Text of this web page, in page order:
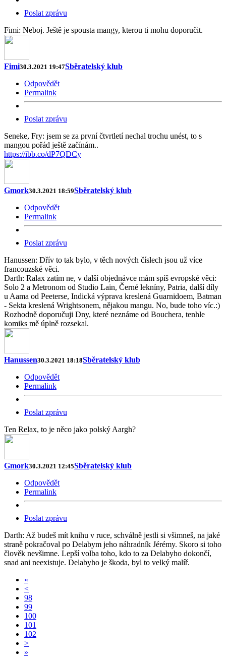
Poslat zprávu
Fimi: Neboj. Ještě je spousta mangy, kterou ti mohu doporučit.
Fimi30.3.2021 19:47Sběratelský klub
Odpovědět
Permalink
Poslat zprávu
Seneke, Fry: jsem se za první čtvrtletí nechal trochu unést, to s
mangou pořád ještě začínám..
https://ibb.co/dP7QDCy
Gmork30.3.2021 18:59Sběratelský klub
Odpovědět
Permalink
Poslat zprávu
Hanussen: Dřív to tak bylo, v těch nových číslech jsou už více
francouzské věci.
Darth: Ralax zatím ne, v další objednávce mám spíš evropské věci:
Solo 2 a Metronom od Studio Lain, Černé lekníny, Patria, další díly
u Aama od Peeterse, Indická výprava kreslená Guarnidoem, Batman
- Sekta kreslená Wrightsonem, nějakou mangu. No, bude toho víc.:)
Rozhodně doporučuji Dny, které neznáme od Bouchera, tenhle
komiks mě úplně rozsekal.
Hanussen30.3.2021 18:18Sběratelský klub
Odpovědět
Permalink
Poslat zprávu
Ten Relax, to je něco jako polský Aargh?
Gmork30.3.2021 12:45Sběratelský klub
Odpovědět
Permalink
Poslat zprávu
Darth: Až budeš mít knihu v ruce, schválně jestli si všimneš, na jaké
straně pokračoval po Delabym jeho náhradník Jérémy. Skoro si toho
člověk nevšimne. Lepší volba toho, kdo to za Delabyho dokončí,
snad ani neexistuje. Delabyho je škoda, byl to velký malíř.
«
<
98
99
100
101
102
>
»